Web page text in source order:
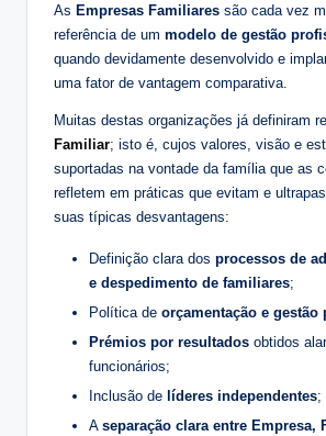
As Empresas Familiares são cada vez
referência de um modelo de gestão
quando devidamente desenvolvido e
uma fator de vantagem comparativa.
Muitas destas organizações já definiram
Familiar; isto é, cujos valores, visão e
suportadas na vontade da família que as
refletem em práticas que evitam e
suas típicas desvantagens:
Definição clara dos processos de
e despedimento de familiares;
Política de orçamentação e
Prémios por resultados obtidos
funcionários;
Inclusão de líderes independentes;
A separação clara entre Empresa,